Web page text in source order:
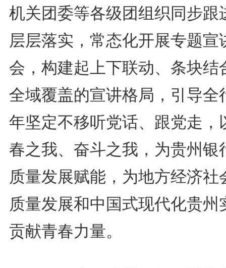
机关团委等各级团组织同步跟
层层落实，常态化开展专题宣
会，构建起上下联动、条块结
全域覆盖的宣讲格局，引导全
年坚定不移听党话、跟党走，
春之我、奋斗之我，为贵州银
质量发展赋能，为地方经济社
质量发展和中国式现代化贵州
贡献青春力量。